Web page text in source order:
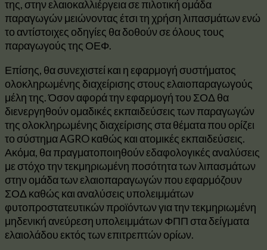
της, στην ελαιοκαλλιέργεια σε πιλοτική ομάδα
παραγωγών μειώνοντας έτσι τη χρήση λιπασμάτων ενώ
το αντίστοιχες οδηγίες θα δοθούν σε όλους τους
παραγωγούς της ΟΕΦ.
Επίσης, θα συνεχιστεί και η εφαρμογή συστήματος
ολοκληρωμένης διαχείρισης στους ελαιοπαραγωγούς
μέλη της. Όσον αφορά την εφαρμογή του ΣΟΔ θα
διενεργηθούν ομαδικές εκπαιδεύσεις των παραγωγών
της ολοκληρωμένης διαχείρισης στα θέματα που ορίζει
το σύστημα AGRO καθώς και ατομικές εκπαιδεύσεις.
Ακόμα, θα πραγματοποιηθούν εδαφολογικές αναλύσεις
με στόχο την τεκμηριωμένη ποσότητα των λιπασμάτων
στην ομάδα των ελαιοπαραγωγών που εφαρμόζουν
ΣΟΔ καθώς και αναλύσεις υπολειμμάτων
φυτοπροστατευτικών προϊόντων για την τεκμηριωμένη
μηδενική ανεύρεση υπολειμμάτων ΦΠΠ στα δείγματα
ελαιολάδου εκτός των επιτρεπτών ορίων.